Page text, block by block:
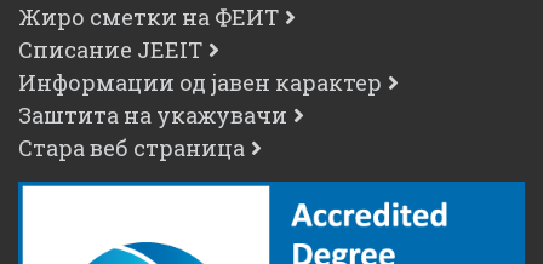
Жиро сметки на ФЕИТ
Списание JEEIT
Информации од јавен карактер
Заштита на укажувачи
Стара веб страница